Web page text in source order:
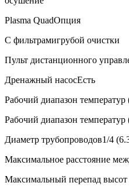
Plasma QuadОпция
С фильтрамигрубой очистки
Пульт дистанционного
Дренажный насосЕсть
Рабочий диапазон
Рабочий диапазон температур
Диаметр трубопроводов1/4
Максимальное расстояние
Максимальный перепад